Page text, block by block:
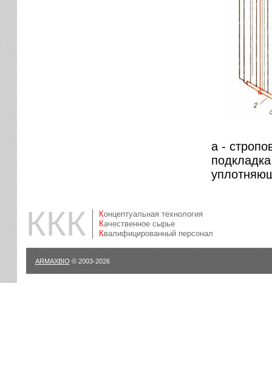
а -
ККК
Концептуальная технология
Качественное сырье
Квалифицированный персонал
ARMAXBIO © 2003-2026